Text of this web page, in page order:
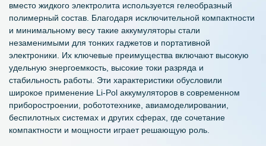
вместо жидкого электролита используется гелеобразный
полимерный состав. Благодаря исключительной компактности
и минимальному весу такие аккумуляторы стали
незаменимыми для тонких гаджетов и портативной
электроники. Их ключевые преимущества включают высокую
удельную энергоемкость, высокие токи разряда и
стабильность работы. Эти характеристики обусловили
широкое применение Li-Pol аккумуляторов в современном
приборостроении, робототехнике, авиамоделировании,
беспилотных системах и других сферах, где сочетание
компактности и мощности играет решающую роль.